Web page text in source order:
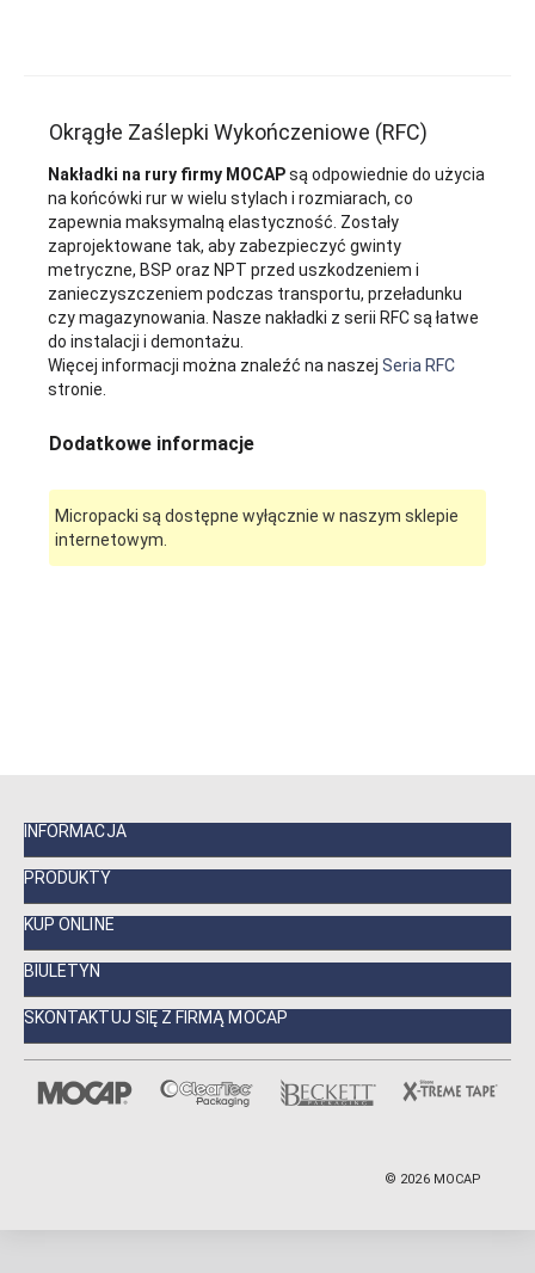
Okrągłe Zaślepki Wykończeniowe (RFC)
Nakładki na rury firmy MOCAPsą odpowiednie do użycia
na końcówki rur w wielu stylach i rozmiarach, co
zapewnia maksymalną elastyczność. Zostały
zaprojektowane tak, aby zabezpieczyć gwinty
metryczne, BSP oraz NPT przed uszkodzeniem i
zanieczyszczeniem podczas transportu, przeładunku
czy magazynowania. Nasze nakładki z serii RFC są łatwe
do instalacji i demontażu.
Więcej informacji można znaleźć na naszejSeria RFC
stronie.
Dodatkowe informacje
Micropacki są dostępne wyłącznie w naszym sklepie
internetowym.
INFORMACJA
PRODUKTY
KUP ONLINE
BIULETYN
SKONTAKTUJ SIĘ Z FIRMĄ MOCAP
© 2026 MOCAP